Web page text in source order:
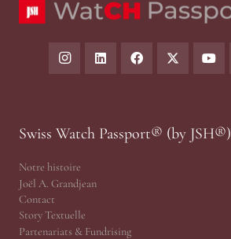
Swiss Watch Passport® (by JSH®)
Notre histoire
Joël A. Grandjean
Contact
Story Textuelle
Partenariats & Fundrising